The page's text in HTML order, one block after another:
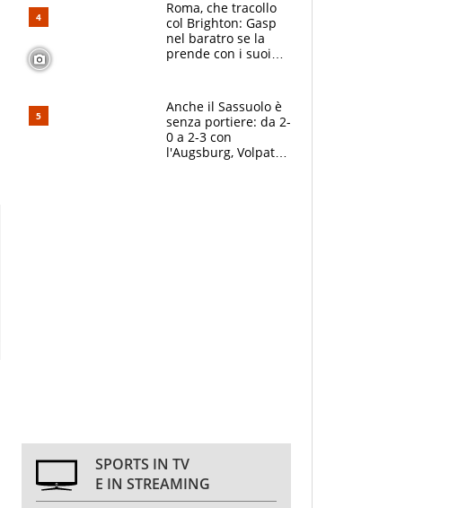
Roma, che tracollo
col Brighton: Gasp
nel baratro se la
prende con i suoi
Anche il Sassuolo è
senza portiere: da 2-
0 a 2-3 con
l'Augsburg, Volpato
SPORTS IN TV
E IN STREAMING